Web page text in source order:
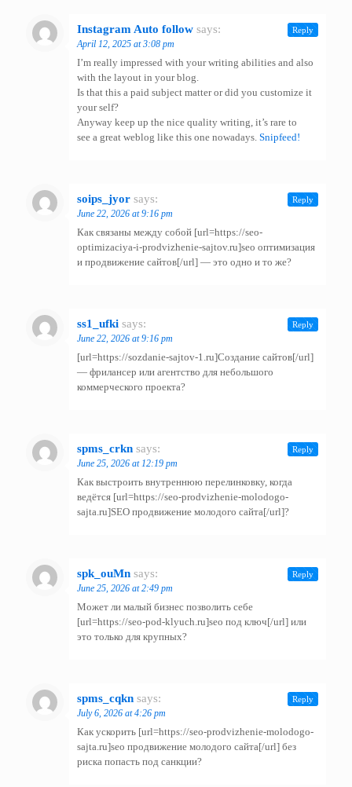
Instagram Auto follow says:
April 12, 2025 at 3:08 pm
I’m really impressed with your writing abilities and also
with the layout in your blog.
Is that this a paid subject matter or did you customize it
your self?
Anyway keep up the nice quality writing, it’s rare to
see a great weblog like this one nowadays. Snipfeed!
Reply
soips_jyor says:
June 22, 2026 at 9:16 pm
Как связаны между собой [url=https://seo-
optimizaciya-i-prodvizhenie-sajtov.ru]seo оптимизация
и продвижение сайтов[/url] — это одно и то же?
Reply
ss1_ufki says:
June 22, 2026 at 9:16 pm
[url=https://sozdanie-sajtov-1.ru]Создание сайтов[/url]
— фрилансер или агентство для небольшого
коммерческого проекта?
Reply
spms_crkn says:
June 25, 2026 at 12:19 pm
Как выстроить внутреннюю перелинковку, когда
ведётся [url=https://seo-prodvizhenie-molodogo-
sajta.ru]SEO продвижение молодого сайта[/url]?
Reply
spk_ouMn says:
June 25, 2026 at 2:49 pm
Может ли малый бизнес позволить себе
[url=https://seo-pod-klyuch.ru]seo под ключ[/url] или
это только для крупных?
Reply
spms_cqkn says:
July 6, 2026 at 4:26 pm
Как ускорить [url=https://seo-prodvizhenie-molodogo-
sajta.ru]seo продвижение молодого сайта[/url] без
риска попасть под санкции?
Reply